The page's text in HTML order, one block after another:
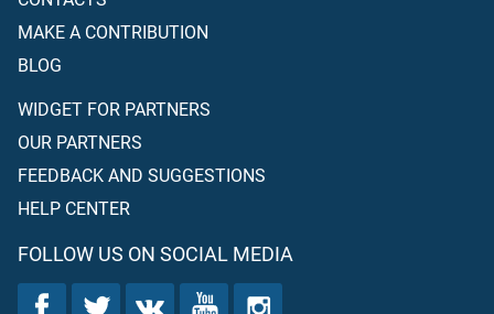
MAKE A CONTRIBUTION
BLOG
WIDGET FOR PARTNERS
OUR PARTNERS
FEEDBACK AND SUGGESTIONS
HELP CENTER
FOLLOW US ON SOCIAL MEDIA